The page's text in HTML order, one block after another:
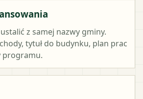
z samej nazwy gminy.
tytuł do budynku, plan prac
programu.